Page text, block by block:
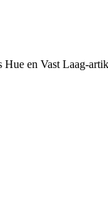
en Vast Laag-